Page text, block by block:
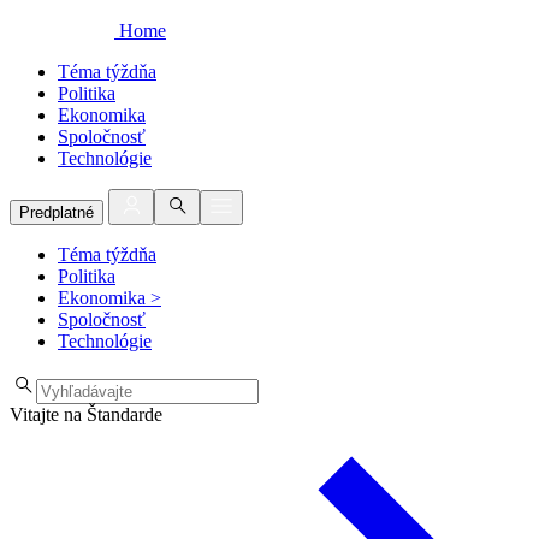
Home
Téma týždňa
Politika
Ekonomika
Spoločnosť
Technológie
Predplatné
Téma týždňa
Politika
Ekonomika >
Spoločnosť
Technológie
Vitajte na Štandarde